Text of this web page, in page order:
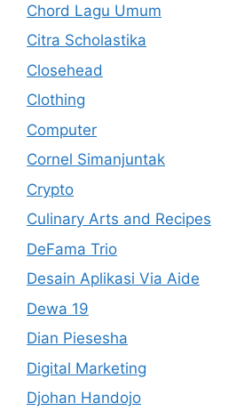
Chord Lagu Umum
Citra Scholastika
Closehead
Clothing
Computer
Cornel Simanjuntak
Crypto
Culinary Arts and Recipes
DeFama Trio
Desain Aplikasi Via Aide
Dewa 19
Dian Piesesha
Digital Marketing
Djohan Handojo